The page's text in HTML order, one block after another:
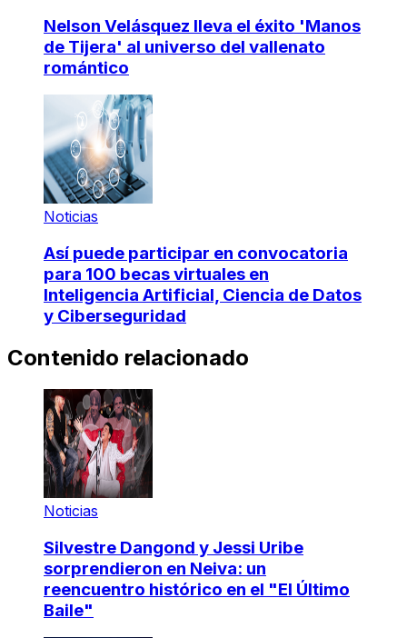
Nelson Velásquez lleva el éxito 'Manos
de Tijera' al universo del vallenato
romántico
Noticias
Así puede participar en convocatoria
para 100 becas virtuales en
Inteligencia Artificial, Ciencia de Datos
y Ciberseguridad
Contenido relacionado
Noticias
Silvestre Dangond y Jessi Uribe
sorprendieron en Neiva: un
reencuentro histórico en el "El Último
Baile"